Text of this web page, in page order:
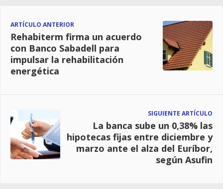
ARTÍCULO ANTERIOR
Rehabiterm firma un acuerdo
con Banco Sabadell para
impulsar la rehabilitación
energética
SIGUIENTE ARTÍCULO
La banca sube un 0,38% las
hipotecas fijas entre diciembre y
marzo ante el alza del Euríbor,
según Asufin